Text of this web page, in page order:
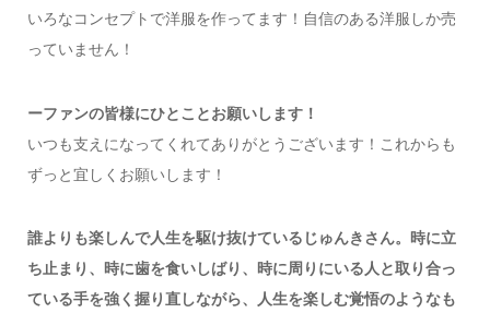
いろなコンセプトで洋服を作ってます！自信のある洋服しか売
っていません！
ーファンの皆様にひとことお願いします！
いつも支えになってくれてありがとうございます！ これからも
ずっと宜しくお願いします！
誰よりも楽しんで人生を駆け抜けているじゅんきさん。時に立
ち止まり、時に歯を食いしばり、時に周りにいる人と取り合っ
ている手を強く握り直しながら、人生を楽しむ覚悟のようなも